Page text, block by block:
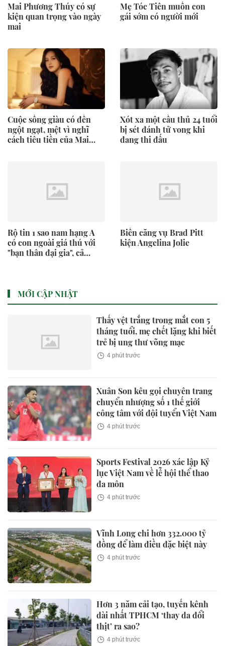
Mai Phương Thúy có sự
kiện quan trọng vào ngày
mai
Mẹ Tóc Tiên muốn con
gái sớm có người mới
Cuộc sống giàu có đến
ngột ngạt, mệt vì nghĩ
cách tiêu tiền của Mai
Xót xa một cầu thủ 24 tuổi
bị sét đánh tử vong khi
đang thi đấu
Rộ tin 1 sao nam hạng A
có con ngoài giá thú với
"bạn thân đại gia", cả
Biến căng vụ Brad Pitt
kiện Angelina Jolie
MỚI CẬP NHẬT
Thấy vệt trắng trong mắt con 5
tháng tuổi, mẹ chết lặng khi biết
trẻ bị ung thư võng mạc
4 phút trước
Xuân Son kêu gọi chuyên trang
chuyển nhượng số 1 thế giới
công tâm với đội tuyển Việt Nam
4 phút trước
Sports Festival 2026 xác lập Kỷ
lục Việt Nam về lễ hội thể thao
đa môn
4 phút trước
Vĩnh Long chi hơn 332.000 tỷ
đồng để làm điều đặc biệt này
4 phút trước
Hơn 3 năm cải tạo, tuyến kênh
dài nhất TPHCM ‘thay da đổi
thịt’ ra sao?
4 phút trước